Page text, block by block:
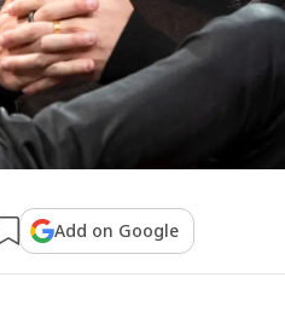
Add on Google